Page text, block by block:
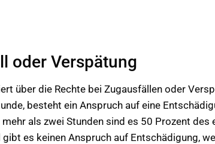
oder Verspätung
über die Rechte bei Zugausfällen oder
besteht ein Anspruch auf eine
als zwei Stunden sind es 50 Prozent
es keinen Anspruch auf Entschädigung,